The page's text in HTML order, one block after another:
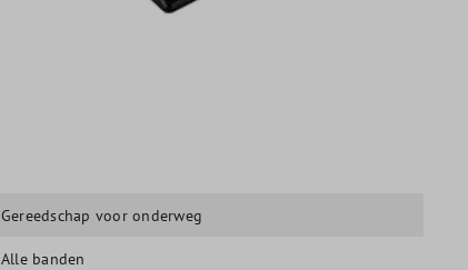
Gereedschap voor onderweg
Alle banden